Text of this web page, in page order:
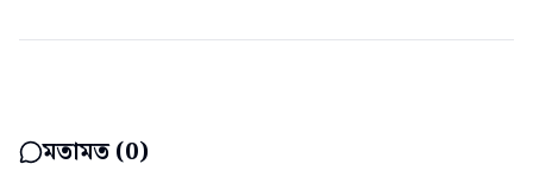
মতামত (0)